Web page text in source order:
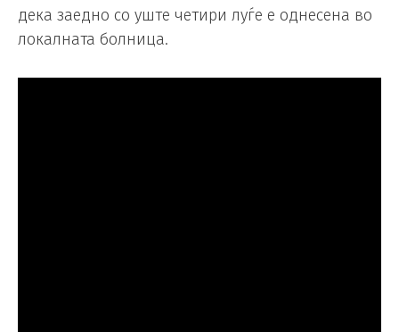
дека заедно со уште четири луѓе е однесена во
локалната болница.